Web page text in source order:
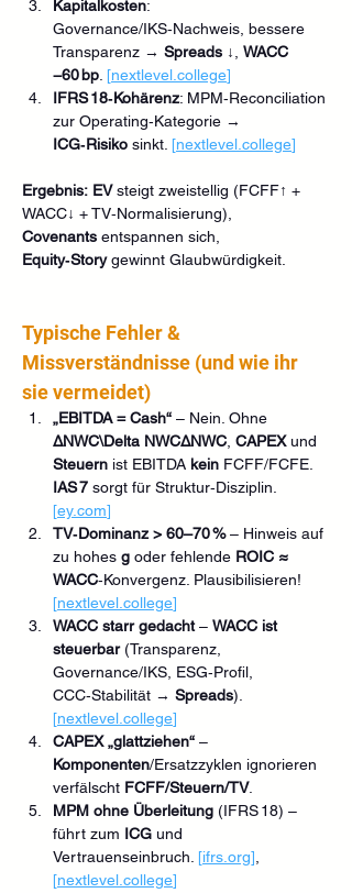
Kapitalkosten:
Governance/IKS‑Nachweis, bessere
Transparenz → Spreads ↓
WACC
−60 bp [nextlevel.college]
IFRS 18‑Kohärenz: MPM‑Reconciliation
zur Operating‑Kategorie →
ICG‑Risiko sinkt. [nextlevel.college]
Ergebnis: EV steigt zweistellig (FCFF↑ +
WACC↓ + TV‑Normalisierung),
Covenants entspannen sich,
Equity‑Story gewinnt Glaubwürdigkeit.
Typische Fehler &
Missverständnisse (und wie ihr
sie vermeidet)
„EBITDA = Cash“ – Nein. Ohne
ΔNWC\Delta NWCΔNWC CAPEX und
Steuern ist EBITDA kein FCFF/FCFE.
IAS 7 sorgt für Struktur‑Disziplin.
[ey.com]
TV‑Dominanz > 60–70 % – Hinweis auf
zu hohes g oder fehlende ROIC ≈
WACC‑Konvergenz. Plausibilisieren!
[nextlevel.college]
WACC starr gedacht – WACC ist
steuerbar (Transparenz,
Governance/IKS, ESG‑Profil,
CCC‑Stabilität → Spreads).
[nextlevel.college]
CAPEX „glattziehen“ –
Komponenten/Ersatzzyklen ignorieren
verfälscht FCFF/Steuern/TV.
MPM ohne Überleitung (IFRS 18) –
führt zum ICG und
Vertrauenseinbruch. [ifrs.org]
[nextlevel.college]